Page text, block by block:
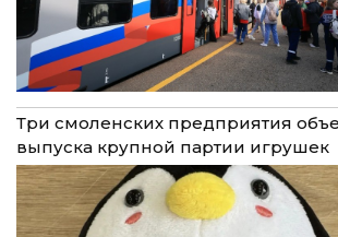
Три смоленских предприятия
выпуска крупной партии игрушек